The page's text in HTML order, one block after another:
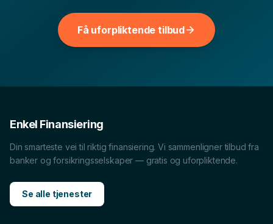
sammenligne vilkår, renter og hva som passer
økonomien din best.
BoliglåniTønsberg MC-låniTønsberg
Tønsberg
Lån til tannlege Tønsberg
Få uforpliktende tilbud
Enkel Finansiering
Din smarteste vei til riktig finansiering. Vi sammenligner tilbud fra
banker og forsikringsselskaper — gratis og uforpliktende.
Se alle tjenester